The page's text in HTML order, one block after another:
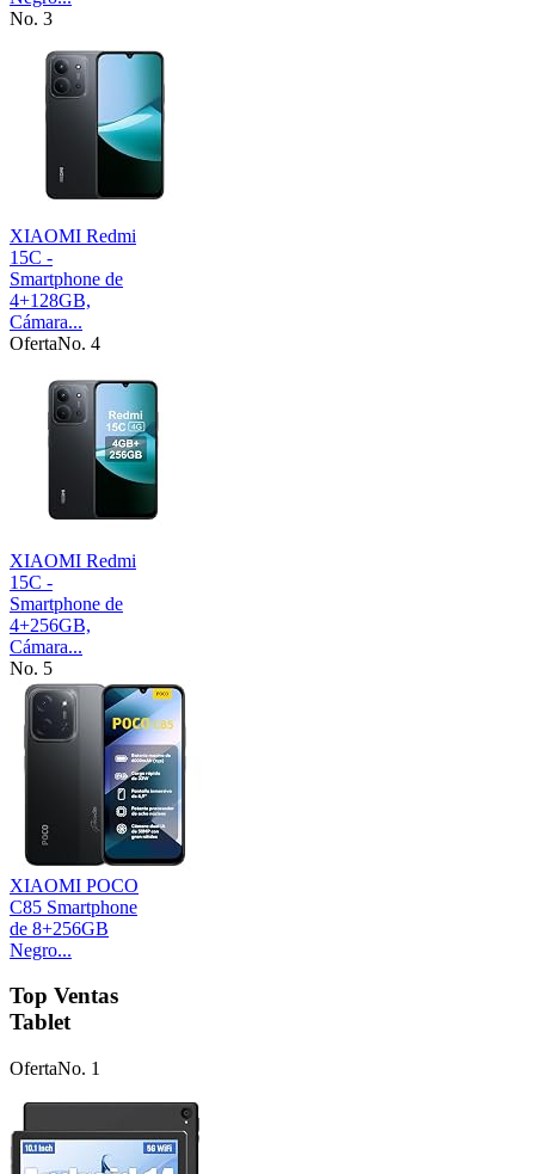
No. 3
XIAOMI Redmi
15C -
Smartphone de
4+128GB,
Cámara...
OfertaNo. 4
XIAOMI Redmi
15C -
Smartphone de
4+256GB,
Cámara...
No. 5
XIAOMI POCO
C85 Smartphone
de 8+256GB
Negro...
Top Ventas
Tablet
OfertaNo. 1